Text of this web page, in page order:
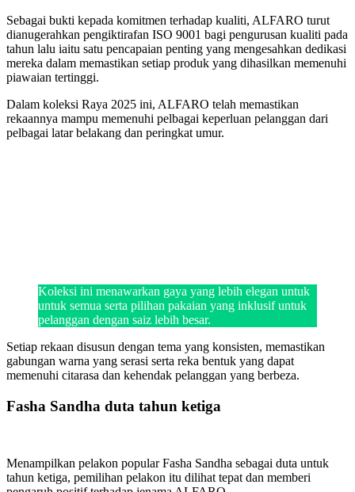
Sebagai bukti kepada komitmen terhadap kualiti, ALFARO turut
dianugerahkan pengiktirafan ISO 9001 bagi pengurusan kualiti pada
tahun lalu iaitu satu pencapaian penting yang mengesahkan dedikasi
mereka dalam memastikan setiap produk yang dihasilkan memenuhi
piawaian tertinggi.
Dalam koleksi Raya 2025 ini, ALFARO telah memastikan
rekaannya mampu memenuhi pelbagai keperluan pelanggan dari
pelbagai latar belakang dan peringkat umur.
Koleksi ini menawarkan gaya yang lebih elegan untuk
untuk semua serta pilihan pakaian yang inklusif untuk
pelanggan dengan saiz lebih besar.
Setiap rekaan disusun dengan tema yang konsisten, memastikan
gabungan warna yang serasi serta reka bentuk yang dapat
memenuhi citarasa dan kehendak pelanggan yang berbeza.
Fasha Sandha duta tahun ketiga
Menampilkan pelakon popular Fasha Sandha sebagai duta untuk
tahun ketiga, pemilihan pelakon itu dilihat tepat dan memberi